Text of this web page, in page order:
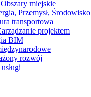
miejskie
Przemysł, Środowisko
transportowa
projektem
BIM
rozwój